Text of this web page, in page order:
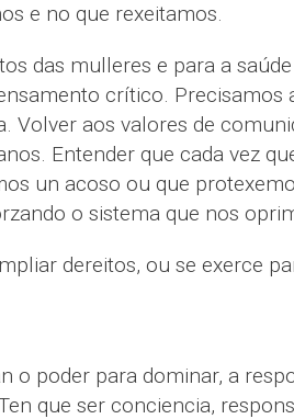
e no que rexeitamos.
das mulleres e para a saúde
crítico. Precisamos
Volver aos valores de
Entender que cada vez
un acoso ou que
o sistema que nos
dereitos, ou se exerce
o poder para dominar, a
que ser conciencia,